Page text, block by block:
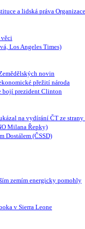
a lidská práva
Los Angeles Times)
novin
přežití národa
bojí prezident Clinton
na vydírání ČT ze
Milana Řepky)
Dostálem (ČSSD)
zemím energicky pomohly
v Sierra Leone